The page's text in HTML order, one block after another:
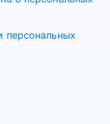
персональных